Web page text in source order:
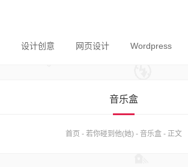
设计创意 网页设计 Wordpress
音乐盒
首页 - 若你碰到他(她) - 音乐盒 - 正文